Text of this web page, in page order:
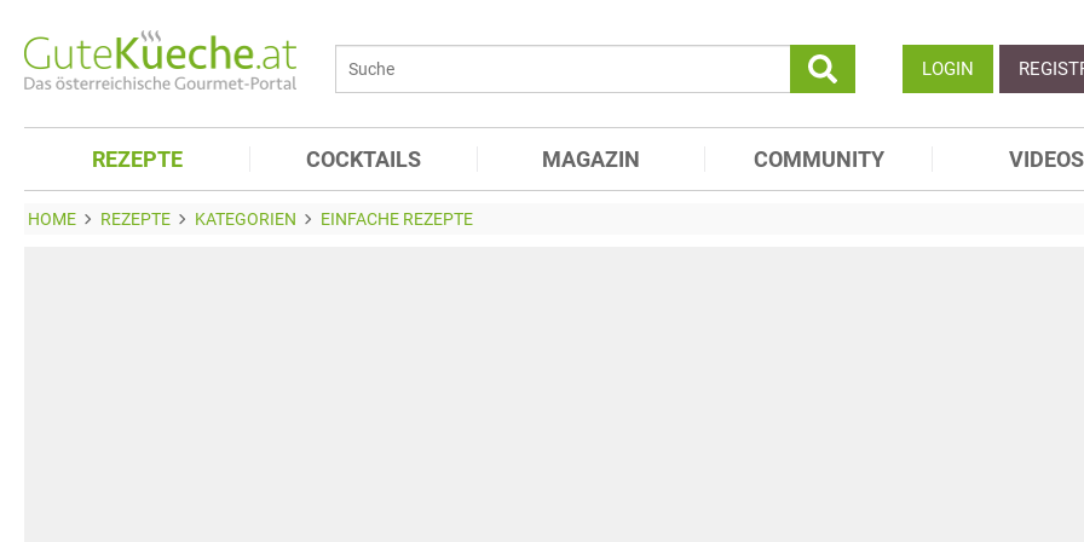
LOGIN
REZEPTE COCKTAILS MAGAZIN COMMUNITY VIDEOS
HOME REZEPTE KATEGORIEN EINFACHE REZEPTE